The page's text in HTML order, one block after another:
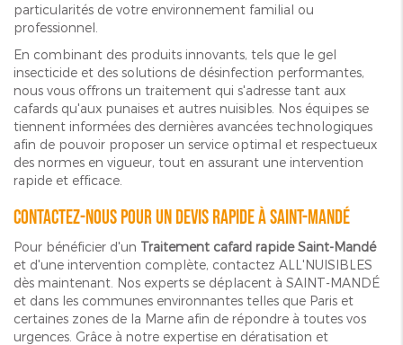
particularités de votre environnement familial ou
professionnel.
En combinant des produits innovants, tels que le gel
insecticide et des solutions de désinfection performantes,
nous vous offrons un traitement qui s'adresse tant aux
cafards qu'aux punaises et autres nuisibles. Nos équipes se
tiennent informées des dernières avancées technologiques
afin de pouvoir proposer un service optimal et respectueux
des normes en vigueur, tout en assurant une intervention
rapide et efficace.
Contactez-nous pour un devis rapide à Saint-Mandé
Pour bénéficier d'un Traitement cafard rapide Saint-Mandé
et d'une intervention complète, contactez ALL'NUISIBLES
dès maintenant. Nos experts se déplacent à SAINT-MANDÉ
et dans les communes environnantes telles que Paris et
certaines zones de la Marne afin de répondre à toutes vos
urgences. Grâce à notre expertise en dératisation et